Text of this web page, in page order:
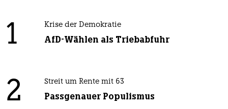
1 Krise der Demokratie
AfD-Wählen als Triebabfuhr
2 Streit um Rente mit 63
Passgenauer Populismus